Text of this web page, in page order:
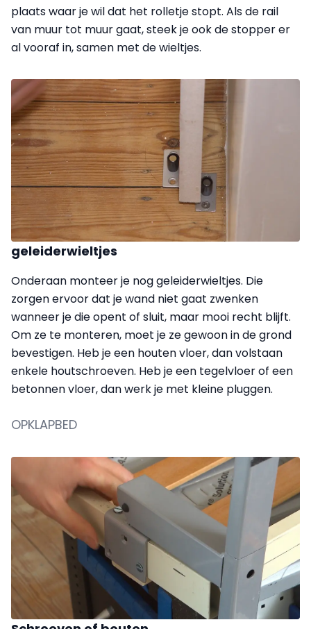
plaats waar je wil dat het rolletje stopt. Als de rail
van muur tot muur gaat, steek je ook de stopper er
al vooraf in, samen met de wieltjes.
geleiderwieltjes
Onderaan monteer je nog geleiderwieltjes. Die
zorgen ervoor dat je wand niet gaat zwenken
wanneer je die opent of sluit, maar mooi recht blijft.
Om ze te monteren, moet je ze gewoon in de grond
bevestigen. Heb je een houten vloer, dan volstaan
enkele houtschroeven. Heb je een tegelvloer of een
betonnen vloer, dan werk je met kleine pluggen.
OPKLAPBED